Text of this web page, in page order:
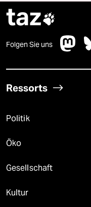
taz
Folgen Sie uns
Ressorts
Politik
Öko
Gesellschaft
Kultur